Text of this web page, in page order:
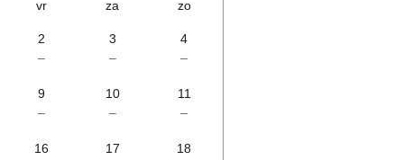
vr za zo
2
–
3
–
4
–
9
–
10
–
11
–
16
17
18